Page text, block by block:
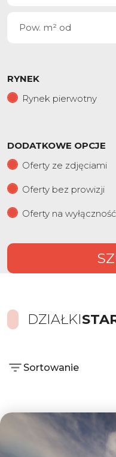
RYNEK
Rynek pierwotny
DODATKOWE OPCJE
Oferty ze zdjęciami
Oferty bez prowizji
Oferty na wyłączność
DZIAŁKI
Sortowanie